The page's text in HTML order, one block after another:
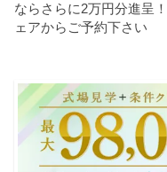
ならさらに2万円分進呈
ェアからご予約下さい